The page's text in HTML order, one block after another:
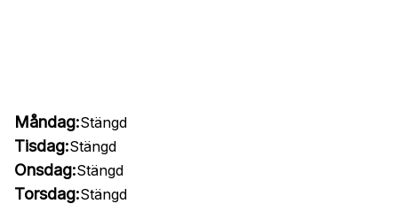
Måndag:Stängd
Tisdag:Stängd
Onsdag:Stängd
Torsdag:Stängd